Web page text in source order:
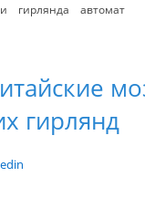
гирлянда автомат
гирлянд